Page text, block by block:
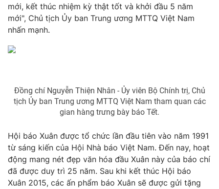
Theo dõi báo trên
Cơ quan chủ quản:
cấp ngày 29/12/2023
Tổng Biên tập:Vũ Thanh Thủy
Phó Tổng Biên tập:Nguyễn Thị Mỹ Hạnh, Phạm Quốc Thắng,
Tổng đài VTV:024.38 355 931 - 024.38 355 932
Ðiện thoại Thời báo VTV:024.66 897 897
Email: toasoan@vtv.vn
Liên hệ quảng cáo:024-7300.7108
mới, kết thúc nhiệm kỳ thật tốt và khởi đầu 5 năm
mới", Chủ tịch Ủy ban Trung ương MTTQ Việt Nam
nhấn mạnh.
Đồng chí Nguyễn Thiện Nhân - Ủy viên Bộ Chính trị, Chủ
tịch Ủy ban Trung ương MTTQ Việt Nam tham quan các
gian hàng trưng bày báo Tết.
Hội báo Xuân được tổ chức lần đầu tiên vào năm 1991
từ sáng kiến của Hội Nhà báo Việt Nam. Đến nay, hoạt
động mang nét đẹp văn hóa đầu Xuân này của báo chí
đã được duy trì 25 năm. Sau khi kết thúc Hội báo
Xuân 2015, các ấn phẩm báo Xuân sẽ được gửi tặng